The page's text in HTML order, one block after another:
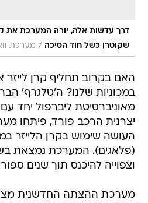
דרך עדשות אלה, יורה המערכת את
שקוטרן כשל חוד הסיכה / מערכת
האם בקרוב תחליף קרן
במכוניות שלנו? ה'טלגרף'
מאוניברסיטת ליברפול יחד
יצרנית הרכב פורד, פיתחו
העושה שימוש בקרן הלייזר
(פלאגים). המערכת נמצאת
וצפוייה להיכנס תוך שנים
מערכת ההצתה החדשנית